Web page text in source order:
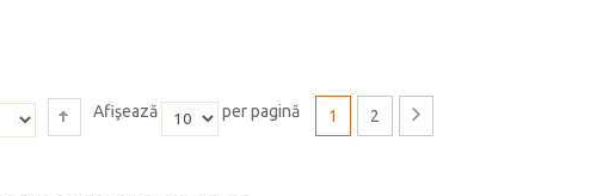
1 2
Afişează per pagină